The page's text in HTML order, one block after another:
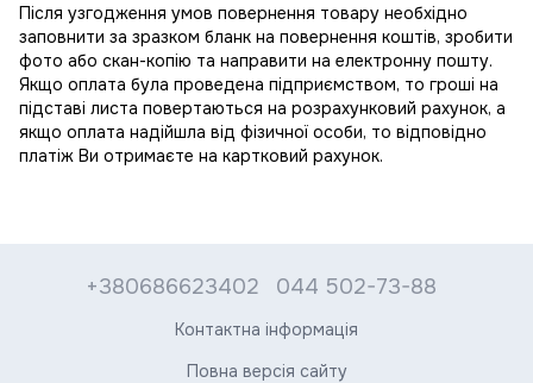
Після узгодження умов повернення товару необхідно
заповнити за зразком бланк на повернення коштів, зробити
фото або скан-копію та направити на електронну пошту.
Якщо оплата була проведена підприємством, то гроші на
підставі листа повертаються на розрахунковий рахунок, а
якщо оплата надійшла від фізичної особи, то відповідно
платіж Ви отримаєте на картковий рахунок.
+380686623402 044 502-73-88
Контактна інформація
Повна версія сайту